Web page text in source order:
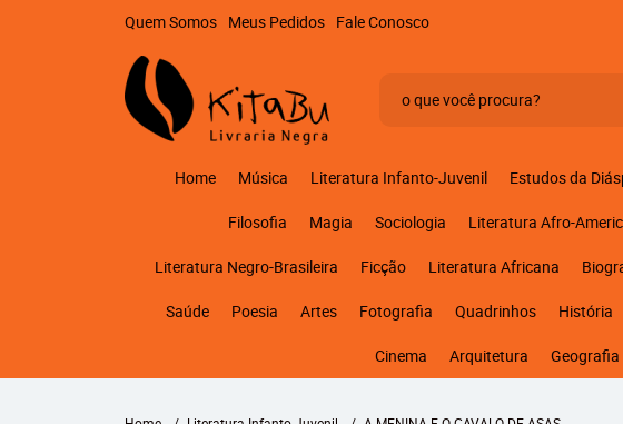
Quem Somos Meus Pedidos Fale Conosco
Home Música Literatura Infanto-Juvenil Estudos da
Filosofia Magia Sociologia Literatura Afro-
Literatura Negro-Brasileira Ficção Literatura Africana
Saúde Poesia Artes Fotografia Quadrinhos História
Cinema Arquitetura Geografia